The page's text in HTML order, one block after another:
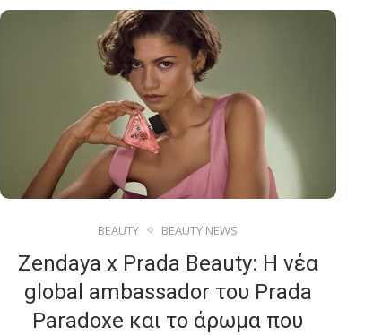
BEAUTY BEAUTY NEWS
Zendaya x Prada Beauty: Η νέα
global ambassador του Prada
Paradoxe και το άρωμα που